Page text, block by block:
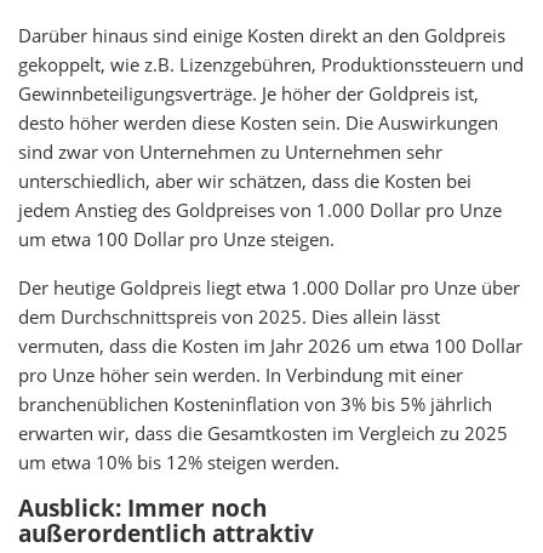
Darüber hinaus sind einige Kosten direkt an den Goldpreis
gekoppelt, wie z.B. Lizenzgebühren, Produktionssteuern und
Gewinnbeteiligungsverträge. Je höher der Goldpreis ist,
desto höher werden diese Kosten sein. Die Auswirkungen
sind zwar von Unternehmen zu Unternehmen sehr
unterschiedlich, aber wir schätzen, dass die Kosten bei
jedem Anstieg des Goldpreises von 1.000 Dollar pro Unze
um etwa 100 Dollar pro Unze steigen.
Der heutige Goldpreis liegt etwa 1.000 Dollar pro Unze über
dem Durchschnittspreis von 2025. Dies allein lässt
vermuten, dass die Kosten im Jahr 2026 um etwa 100 Dollar
pro Unze höher sein werden. In Verbindung mit einer
branchenüblichen Kosteninflation von 3% bis 5% jährlich
erwarten wir, dass die Gesamtkosten im Vergleich zu 2025
um etwa 10% bis 12% steigen werden.
Ausblick: Immer noch
außerordentlich attraktiv